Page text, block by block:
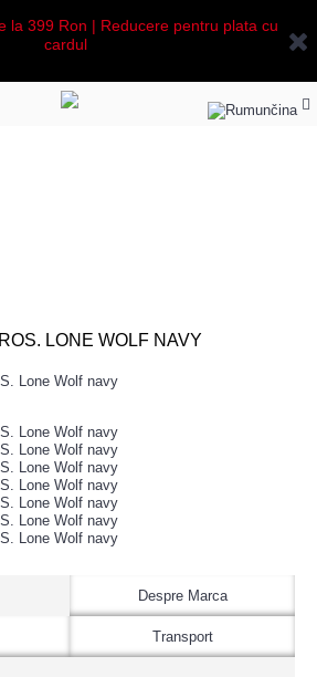
la 399 Ron | Reducere pentru plata cu
cardul
LONE WOLF NAVY
Despre Marca
Transport